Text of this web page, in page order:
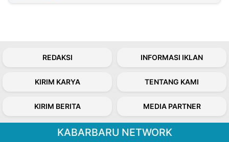
REDAKSI INFORMASI IKLAN
KIRIM KARYA TENTANG KAMI
KIRIM BERITA MEDIA PARTNER
KABARBARU NETWORK